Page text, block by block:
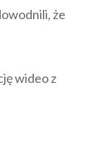
że
wideo z